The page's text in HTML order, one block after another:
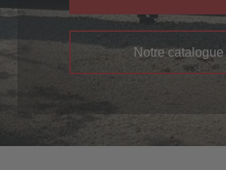
Notre catalogue